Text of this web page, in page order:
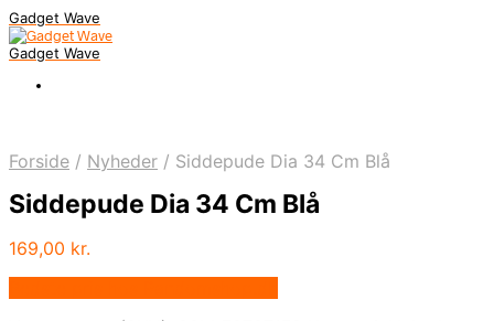
Gadget Wave
Gadget Wave
Forside / Nyheder / Siddepude Dia 34 Cm Blå
Siddepude Dia 34 Cm Blå
169,00 kr.